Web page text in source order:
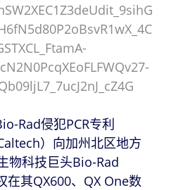
Rad侵犯PCR专利
）向加州北区地方
物科技巨头Bio-Rad
其QX600、QX One数